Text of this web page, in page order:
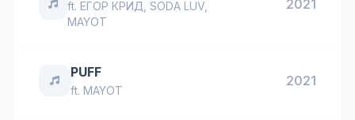
ft.ЕГОР КРИД ,SODA LUV
MAYOT
2021
PUFF
ft. MAYOT
2021